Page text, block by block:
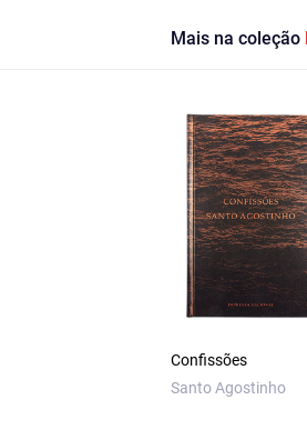
Mais na coleção
Confissões
Santo Agostinho